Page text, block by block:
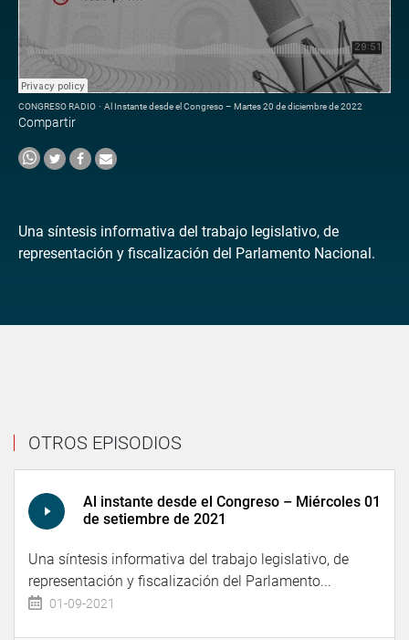
CONGRESO RADIO · Al Instante desde el Congreso – Martes 20 de diciembre de 2022
Compartir
Una síntesis informativa del trabajo legislativo, de
representación y fiscalización del Parlamento Nacional.
OTROS EPISODIOS
Al instante desde el Congreso – Miércoles 01
de setiembre de 2021
Una síntesis informativa del trabajo legislativo, de
representación y fiscalización del Parlamento...
01-09-2021